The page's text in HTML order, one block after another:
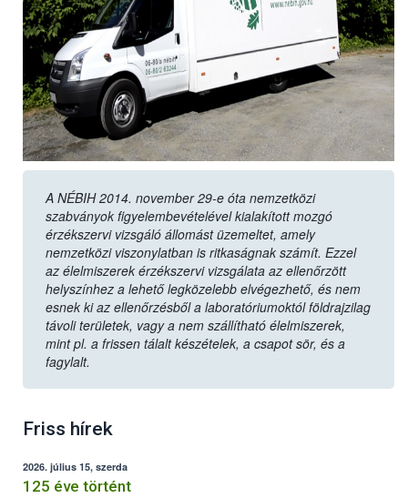
A NÉBIH 2014. november 29-e óta nemzetközi
szabványok figyelembevételével kialakított mozgó
érzékszervi vizsgáló állomást üzemeltet, amely
nemzetközi viszonylatban is ritkaságnak számít. Ezzel
az élelmiszerek érzékszervi vizsgálata az ellenőrzött
helyszínhez a lehető legközelebb elvégezhető, és nem
esnek ki az ellenőrzésből a laboratóriumoktól földrajzilag
távoli területek, vagy a nem szállítható élelmiszerek,
mint pl. a frissen tálalt készételek, a csapot sör, és a
fagylalt.
Friss hírek
2026. július 15, szerda
125 éve történt